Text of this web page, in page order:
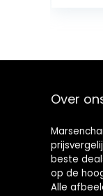
Over
beste
op de
Alle